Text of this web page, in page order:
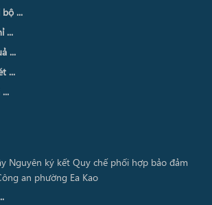
...
...
...
...